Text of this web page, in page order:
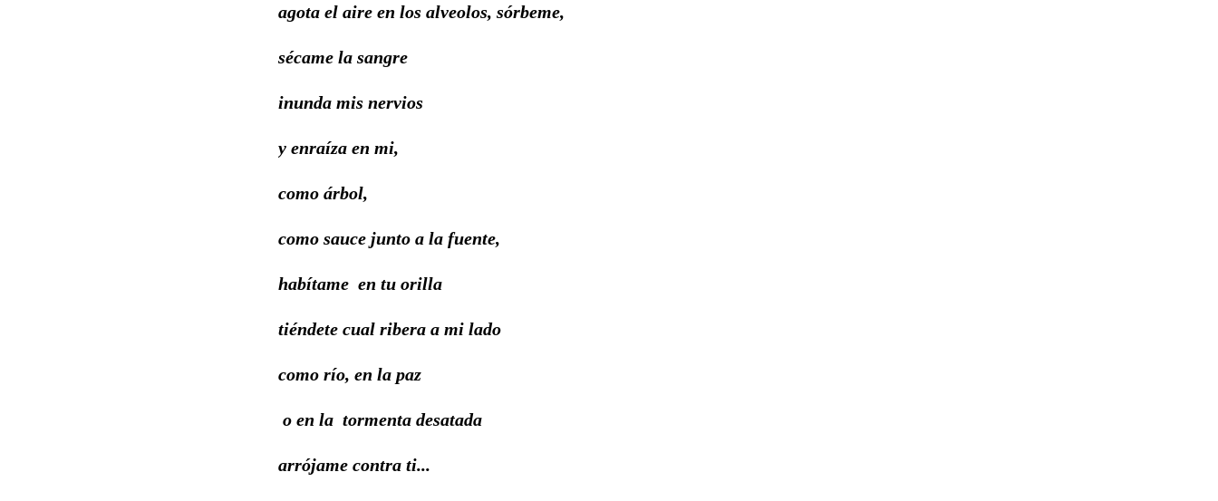
agota el aire en los alveolos, sórbeme,
sécame la sangre
inunda mis nervios
y enraíza en mi,
como árbol,
como sauce junto a la fuente,
habítame en tu orilla
tiéndete cual ribera a mi lado
como río, en la paz
o en la tormenta desatada
arrójame contra ti...